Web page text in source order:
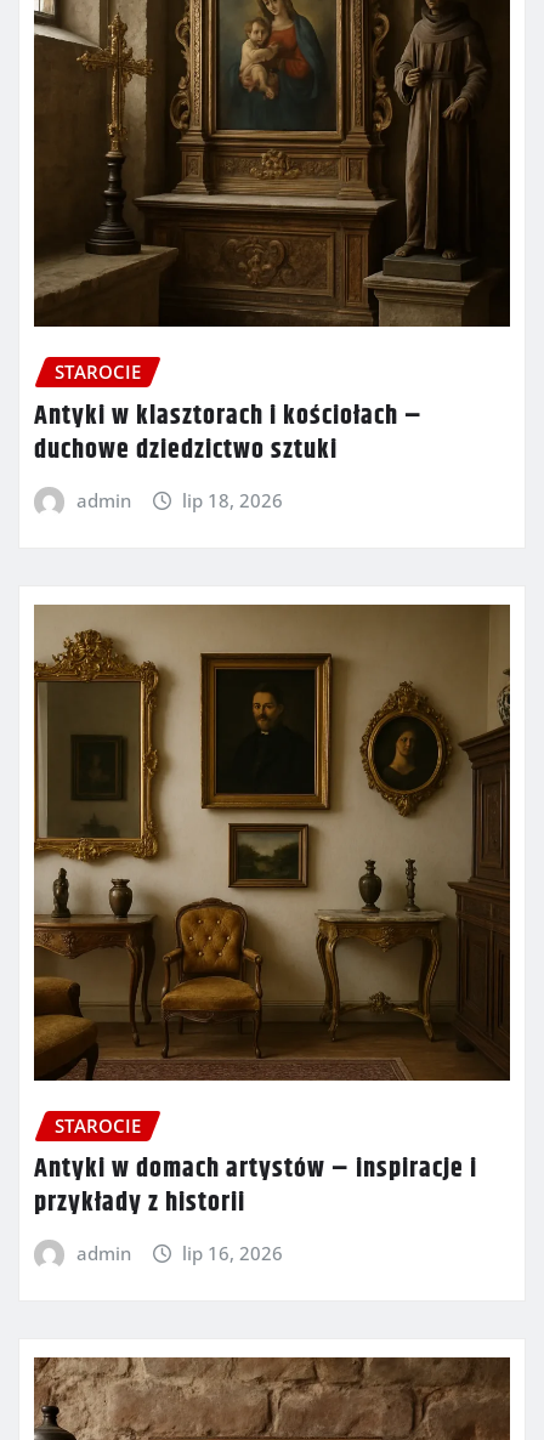
STAROCIE
Antyki w klasztorach i kościołach –
duchowe dziedzictwo sztuki
admin lip 18, 2026
STAROCIE
Antyki w domach artystów – inspiracje i
przykłady z historii
admin lip 16, 2026